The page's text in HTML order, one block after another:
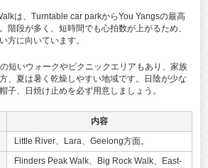
は、Turntable car parkからYou Yangsの最高
階段が多く、短時間でも心拍数が上がるため、
方に向いています。
短いウォークやピクニックエリアもあり、家族
、夏は暑く乾燥しやすい地域です。日陰が少な
子、日焼け止めを必ず用意しましょう。
内容
Little River、Lara、Geelong方面。
Flinders Peak Walk、Big Rock Walk、East-